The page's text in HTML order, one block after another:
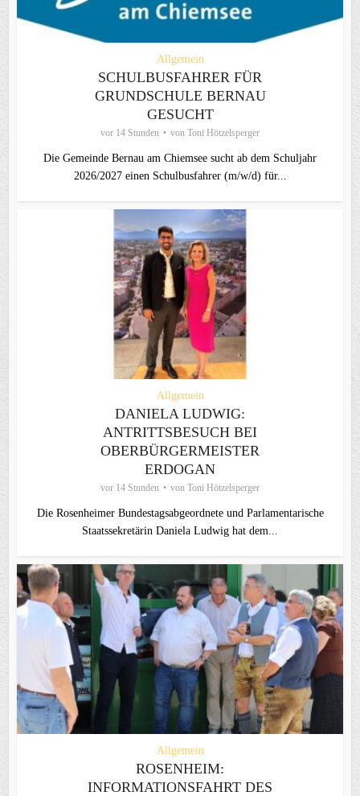
Allgemein
SCHULBUSFAHRER FÜR
GRUNDSCHULE BERNAU
GESUCHT
vor 14 Stunden von Toni Hötzelsperger
Die Gemeinde Bernau am Chiemsee sucht ab dem Schuljahr
2026/2027 einen Schulbusfahrer (m/w/d) für...
Allgemein
DANIELA LUDWIG:
ANTRITTSBESUCH BEI
OBERBÜRGERMEISTER
ERDOGAN
vor 14 Stunden von Toni Hötzelsperger
Die Rosenheimer Bundestagsabgeordnete und Parlamentarische
Staatssekretärin Daniela Ludwig hat dem...
Allgemein
ROSENHEIM:
INFORMATIONSFAHRT DES